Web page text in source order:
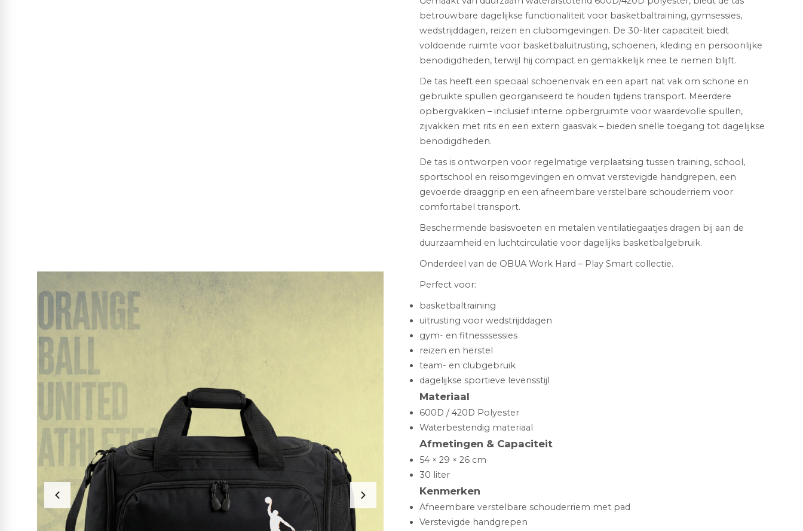
betrouwbare dagelijkse functionaliteit voor basketbaltraining, gymsessies,
wedstrijddagen, reizen en clubomgevingen. De 30-liter capaciteit biedt
voldoende ruimte voor basketbaluitrusting, schoenen, kleding en persoonlijke
benodigdheden, terwijl hij compact en gemakkelijk mee te nemen blijft.
De tas heeft een speciaal schoenenvak en een apart nat vak om schone en
gebruikte spullen georganiseerd te houden tijdens transport. Meerdere
opbergvakken – inclusief interne opbergruimte voor waardevolle spullen,
zijvakken met rits en een extern gaasvak – bieden snelle toegang tot dagelijkse
benodigdheden.
De tas is ontworpen voor regelmatige verplaatsing tussen training, school,
sportschool en reisomgevingen en omvat verstevigde handgrepen, een
gevoerde draaggrip en een afneembare verstelbare schouderriem voor
comfortabel transport.
Beschermende basisvoeten en metalen ventilatiegaatjes dragen bij aan de
duurzaamheid en luchtcirculatie voor dagelijks basketbalgebruik.
Onderdeel van de OBUA Work Hard – Play Smart collectie.
Perfect voor:
basketbaltraining
uitrusting voor wedstrijddagen
gym- en fitnesssessies
reizen en herstel
team- en clubgebruik
dagelijkse sportieve levensstijl
Materiaal
600D / 420D Polyester
Waterbestendig materiaal
Afmetingen & Capaciteit
54 × 29 × 26 cm
30 liter
Kenmerken
Afneembare verstelbare schouderriem met pad
Verstevigde handgrepen